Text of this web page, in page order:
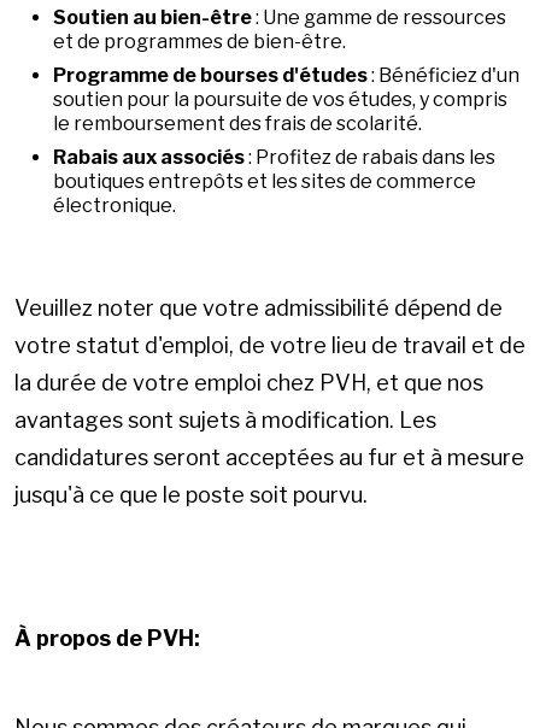
Soutien au bien-être: Une gamme de ressources
et de programmes de bien-être.
Programme de bourses d'études: Bénéficiez d'un
soutien pour la poursuite de vos études, y compris
le remboursement des frais de scolarité.
Rabais aux associés: Profitez de rabais dans les
boutiques entrepôts et les sites de commerce
électronique.
Veuillez noter que votre admissibilité dépend de
votre statut d'emploi, de votre lieu de travail et de
la durée de votre emploi chez PVH, et que nos
avantages sont sujets à modification. Les
candidatures seront acceptées au fur et à mesure
jusqu'à ce que le poste soit pourvu.
À propos de PVH: